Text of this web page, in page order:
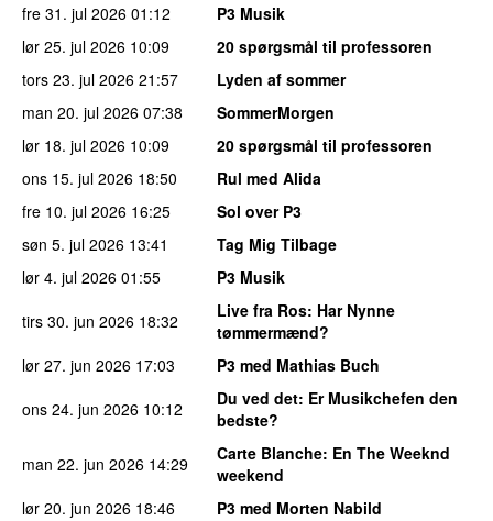
fre 31. jul 2026 01:12
P3 Musik
lør 25. jul 2026 10:09
20 spørgsmål til professoren
tors 23. jul 2026 21:57
Lyden af sommer
man 20. jul 2026 07:38
SommerMorgen
lør 18. jul 2026 10:09
20 spørgsmål til professoren
ons 15. jul 2026 18:50
Rul med Alida
fre 10. jul 2026 16:25
Sol over P3
søn 5. jul 2026 13:41
Tag Mig Tilbage
lør 4. jul 2026 01:55
P3 Musik
tirs 30. jun 2026 18:32 Live fra Ros: Har Nynne
tømmermænd?
lør 27. jun 2026 17:03
P3 med Mathias Buch
ons 24. jun 2026 10:12 Du ved det: Er Musikchefen den
bedste?
man 22. jun 2026 14:29 Carte Blanche: En The Weeknd
weekend
lør 20. jun 2026 18:46
P3 med Morten Nabild